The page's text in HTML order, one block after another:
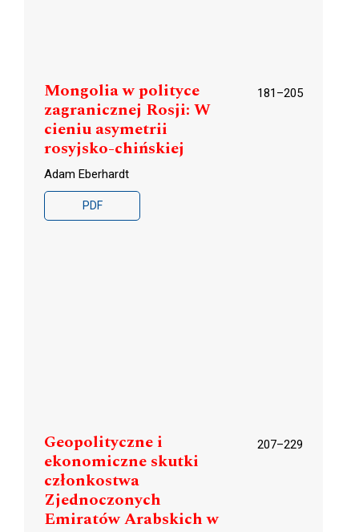
Mongolia w polityce
zagranicznej Rosji: W
cieniu asymetrii
rosyjsko-chińskiej
181–205
Adam Eberhardt
PDF
Geopolityczne i
ekonomiczne skutki
członkostwa
Zjednoczonych
Emiratów Arabskich w
207–229